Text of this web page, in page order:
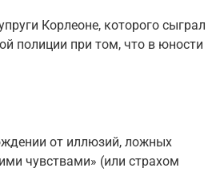
Корлеоне, которого сыграл
полиции при том, что в юности
от иллюзий, ложных
чувствами» (или страхом